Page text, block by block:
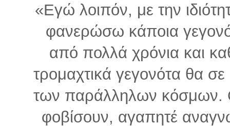
«Εγώ λοιπόν, με την
φανερώσω κάποια
από πολλά χρόνια και
τρομαχτικά γεγονότα θα
των παράλληλων κόσμων.
φοβίσουν, αγαπητέ